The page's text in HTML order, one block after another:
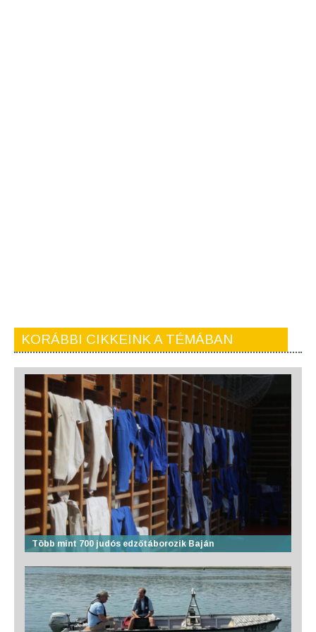
KORÁBBI CIKKEINK A TÉMÁBAN
Több mint 700 judós edzőtáborozik Baján